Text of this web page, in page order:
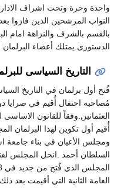
واحدة وحرة وتحت اشراف الادارة
النواب المرشحين الذين فازوا
بالقسم بالشرف والنزاهة امام
الدستورى.يمتلك أعضاء البرلمان
التاريخ السياسى
مُصاحبه احتفال أُقيم في صرايا
العثمانين.وفقاً للقانون
أُقيم أول تكوين لهذا البرلمان